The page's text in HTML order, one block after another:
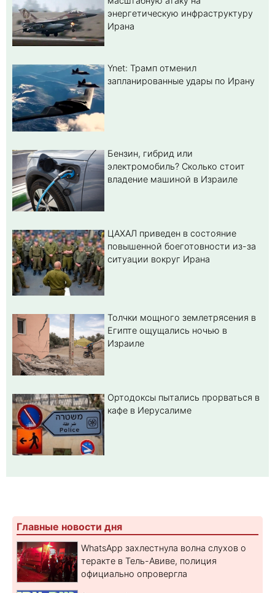
энергетическую инфраструктуру
Ирана
Ynet: Трамп отменил
запланированные удары по Ирану
Бензин, гибрид или
электромобиль? Cколько стоит
владение машиной в Израиле
ЦАХАЛ приведен в состояние
повышенной боеготовности из-за
ситуации вокруг Ирана
Толчки мощного землетрясения в
Египте ощущались ночью в
Израиле
Ортодоксы пытались прорваться в
кафе в Иерусалиме
Главные новости дня
WhatsApp захлестнула волна слухов о
теракте в Тель-Авиве, полиция
официально опровергла